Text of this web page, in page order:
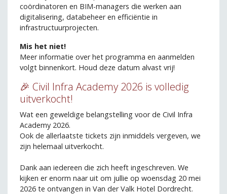
coördinatoren en BIM-managers die werken aan
digitalisering, databeheer en efficiëntie in
infrastructuurprojecten.
Mis het niet!
Meer informatie over het programma en aanmelden
volgt binnenkort. Houd deze datum alvast vrij!
🎉 Civil Infra Academy 2026 is volledig
uitverkocht!
Wat een geweldige belangstelling voor de Civil Infra
Academy 2026.
Ook de allerlaatste tickets zijn inmiddels vergeven, we
zijn helemaal uitverkocht.
Dank aan iedereen die zich heeft ingeschreven. We
kijken er enorm naar uit om jullie op woensdag 20 mei
2026 te ontvangen in Van der Valk Hotel Dordrecht.